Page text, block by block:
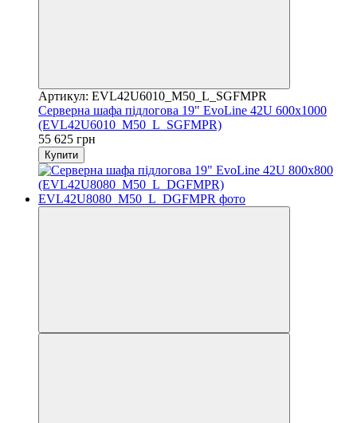
Артикул: EVL42U6010_M50_L_SGFMPR
Серверна шафа підлогова 19" EvoLine 42U 600x1000
(EVL42U6010_M50_L_SGFMPR)
55 625 грн
Купити